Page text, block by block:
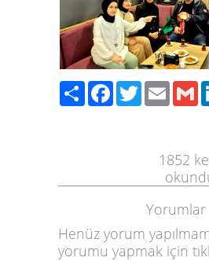
PaylaşFacebook
TwitterEmail
1852
Yorumlar
Henüz yorum
yorumu yapmak için